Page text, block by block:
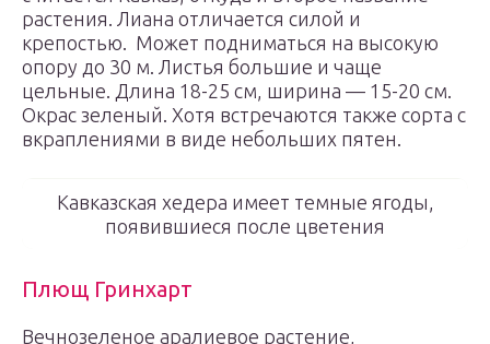
растения. Лиана отличается силой и
крепостью. Может подниматься на высокую
опору до 30 м. Листья большие и чаще
цельные. Длина 18-25 см, ширина — 15-20 см.
Окрас зеленый. Хотя встречаются также сорта с
вкраплениями в виде небольших пятен.
Кавказская хедера имеет темные ягоды,
появившиеся после цветения
Плющ Гринхарт
Вечнозеленое аралиевое растение,